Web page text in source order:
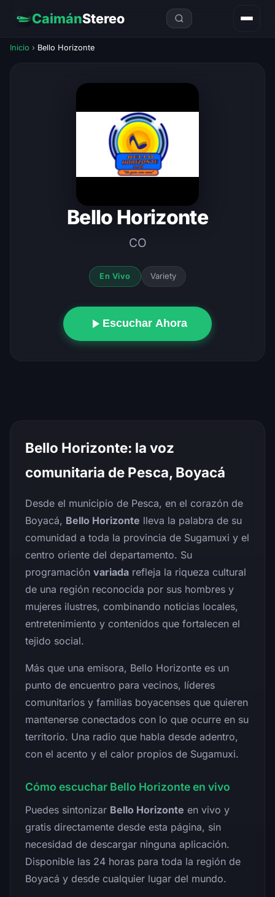
CaimánStereo
Inicio › Bello Horizonte
Bello Horizonte
CO
En Vivo Variety
Escuchar Ahora
Bello Horizonte: la voz
comunitaria de Pesca, Boyacá
Desde el municipio de Pesca, en el corazón de
Boyacá, Bello Horizonte lleva la palabra de su
comunidad a toda la provincia de Sugamuxi y el
centro oriente del departamento. Su
programación variada refleja la riqueza cultural
de una región reconocida por sus hombres y
mujeres ilustres, combinando noticias locales,
entretenimiento y contenidos que fortalecen el
tejido social.
Más que una emisora, Bello Horizonte es un
punto de encuentro para vecinos, líderes
comunitarios y familias boyacenses que quieren
mantenerse conectados con lo que ocurre en su
territorio. Una radio que habla desde adentro,
con el acento y el calor propios de Sugamuxi.
Cómo escuchar Bello Horizonte en vivo
Puedes sintonizar Bello Horizonte en vivo y
gratis directamente desde esta página, sin
necesidad de descargar ninguna aplicación.
Disponible las 24 horas para toda la región de
Boyacá y desde cualquier lugar del mundo.